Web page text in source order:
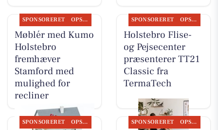
SPONSORERET OPSLAGSTAVLEN
Møblér med Kumo
Holstebro
fremhæver
Stamford med
mulighed for
recliner
SPONSORERET OPSLAGSTAVLEN
Holstebro Flise-
og Pejsecenter
præsenterer TT21
Classic fra
TermaTech
SPONSORERET OPSLAGSTAVLEN SPONSORERET OPSLAGSTAVLEN